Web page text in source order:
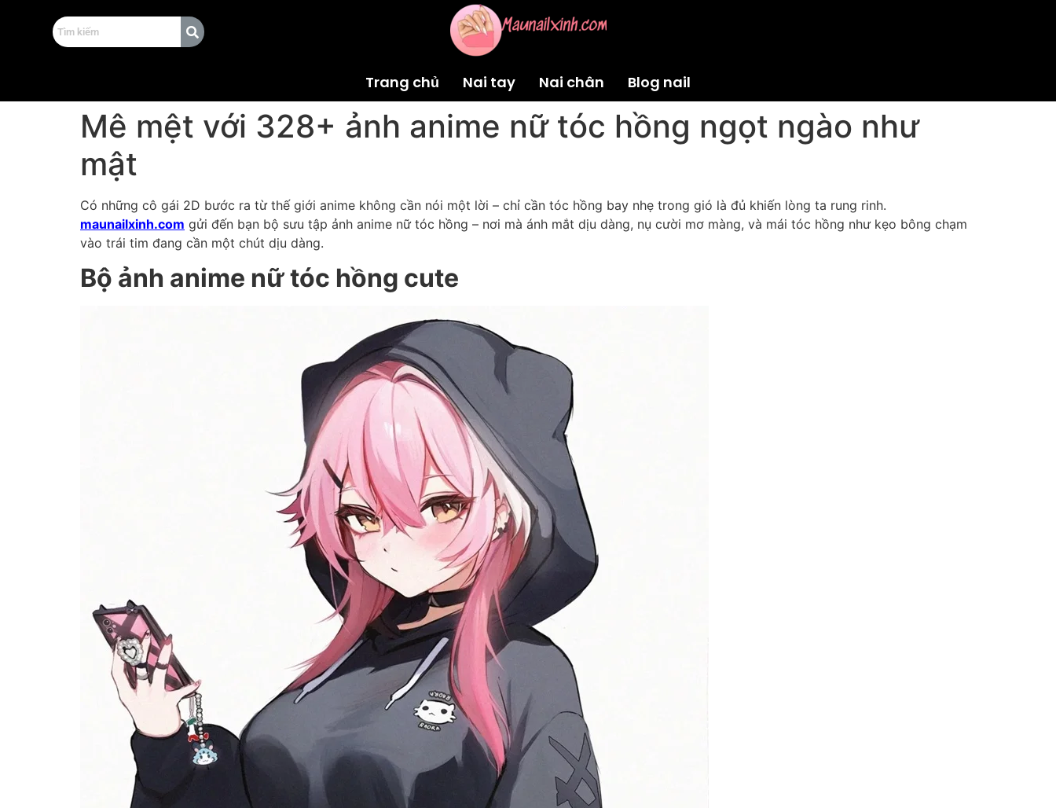
Trang chủ Nai tay Nai chân Blog nail
Mê mệt với 328+ ảnh anime nữ tóc hồng ngọt ngào như
mật
Có những cô gái 2D bước ra từ thế giới anime không cần nói một lời – chỉ cần tóc hồng bay nhẹ trong gió là đủ khiến lòng ta rung rinh.
maunailxinh.com gửi đến bạn bộ sưu tập ảnh anime nữ tóc hồng – nơi mà ánh mắt dịu dàng, nụ cười mơ màng, và mái tóc hồng như kẹo bông chạm
vào trái tim đang cần một chút dịu dàng.
Bộ ảnh anime nữ tóc hồng cute